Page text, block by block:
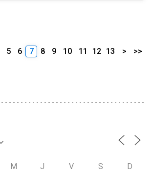
5 6 7 8 9 10 11 12 13 > >>
M J V S D